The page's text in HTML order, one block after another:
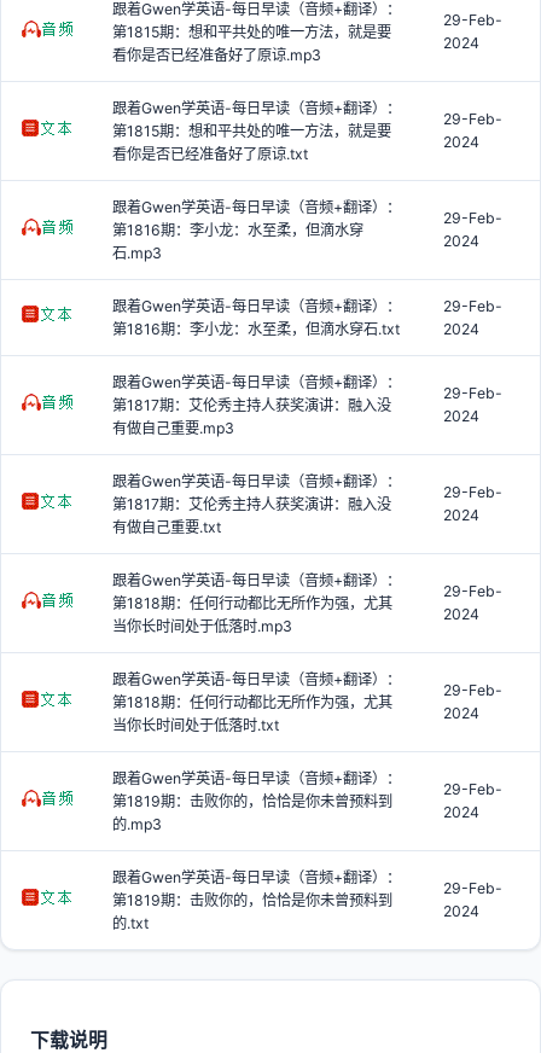
跟着Gwen学英语-每日早读（音频+翻译）：
第1815期：想和平共处的唯一方法，就是要
看你是否已经准备好了原谅.mp3
29-Feb-
2024
跟着Gwen学英语-每日早读（音频+翻译）：
第1815期：想和平共处的唯一方法，就是要
看你是否已经准备好了原谅.txt
29-Feb-
2024
跟着Gwen学英语-每日早读（音频+翻译）：
第1816期：李小龙：水至柔，但滴水穿
石.mp3
29-Feb-
2024
跟着Gwen学英语-每日早读（音频+翻译）：
第1816期：李小龙：水至柔，但滴水穿石.txt
29-Feb-
2024
跟着Gwen学英语-每日早读（音频+翻译）：
第1817期：艾伦秀主持人获奖演讲：融入没
有做自己重要.mp3
29-Feb-
2024
跟着Gwen学英语-每日早读（音频+翻译）：
第1817期：艾伦秀主持人获奖演讲：融入没
有做自己重要.txt
29-Feb-
2024
跟着Gwen学英语-每日早读（音频+翻译）：
第1818期：任何行动都比无所作为强，尤其
当你长时间处于低落时.mp3
29-Feb-
2024
跟着Gwen学英语-每日早读（音频+翻译）：
第1818期：任何行动都比无所作为强，尤其
当你长时间处于低落时.txt
29-Feb-
2024
跟着Gwen学英语-每日早读（音频+翻译）：
第1819期：击败你的，恰恰是你未曾预料到
的.mp3
29-Feb-
2024
跟着Gwen学英语-每日早读（音频+翻译）：
第1819期：击败你的，恰恰是你未曾预料到
的.txt
29-Feb-
2024
下载说明